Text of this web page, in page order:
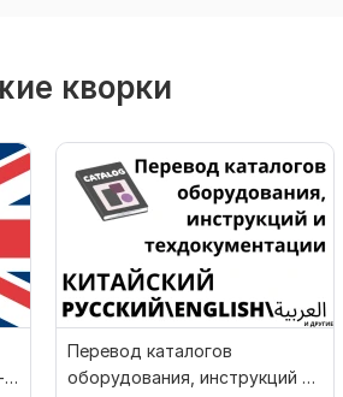
кворки
Перевод каталогов
оборудования, инструкций и